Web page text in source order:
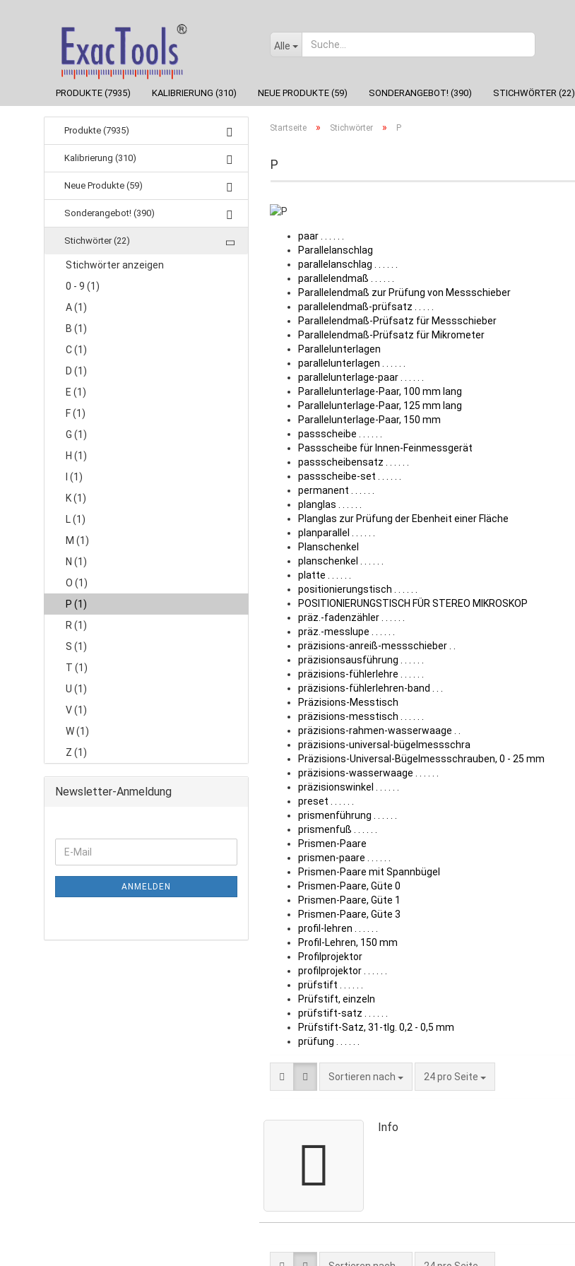
Alle
PRODUKTE (7935) KALIBRIERUNG (310) NEUE PRODUKTE (59) SONDERANGEBOT! (390) STICHWÖRTER (22)
Startseite » Stichwörter » P
P
paar . . . . . .
Parallelanschlag
parallelanschlag . . . . . .
parallelendmaß . . . . . .
Parallelendmaß zur Prüfung von Messschieber
parallelendmaß-prüfsatz . . . . .
Parallelendmaß-Prüfsatz für Messschieber
Parallelendmaß-Prüfsatz für Mikrometer
Parallelunterlagen
parallelunterlagen . . . . . .
parallelunterlage-paar . . . . . .
Parallelunterlage-Paar, 100 mm lang
Parallelunterlage-Paar, 125 mm lang
Parallelunterlage-Paar, 150 mm
passscheibe . . . . . .
Passscheibe für Innen-Feinmessgerät
passscheibensatz . . . . . .
passscheibe-set . . . . . .
permanent . . . . . .
planglas . . . . . .
Planglas zur Prüfung der Ebenheit einer Fläche
planparallel . . . . . .
Planschenkel
planschenkel . . . . . .
platte . . . . . .
positionierungstisch . . . . . .
POSITIONIERUNGSTISCH FÜR STEREO MIKROSKOP
präz.-fadenzähler . . . . . .
präz.-messlupe . . . . . .
präzisions-anreiß-messschieber . .
präzisionsausführung . . . . . .
präzisions-fühlerlehre . . . . . .
präzisions-fühlerlehren-band . . .
Präzisions-Messtisch
präzisions-messtisch . . . . . .
präzisions-rahmen-wasserwaage . .
präzisions-universal-bügelmessschra
Präzisions-Universal-Bügelmessschrauben, 0 - 25 mm
präzisions-wasserwaage . . . . . .
präzisionswinkel . . . . . .
preset . . . . . .
prismenführung . . . . . .
prismenfuß . . . . . .
Prismen-Paare
prismen-paare . . . . . .
Prismen-Paare mit Spannbügel
Prismen-Paare, Güte 0
Prismen-Paare, Güte 1
Prismen-Paare, Güte 3
profil-lehren . . . . . .
Profil-Lehren, 150 mm
Profilprojektor
profilprojektor . . . . . .
prüfstift . . . . . .
Prüfstift, einzeln
prüfstift-satz . . . . . .
Prüfstift-Satz, 31-tlg. 0,2 - 0,5 mm
prüfung . . . . . .
Sortieren nach 24 pro Seite
Info
Produkte (7935)
Kalibrierung (310)
Neue Produkte (59)
Sonderangebot! (390)
Stichwörter (22)
Stichwörter anzeigen
0 - 9 (1)
A (1)
B (1)
C (1)
D (1)
E (1)
F (1)
G (1)
H (1)
I (1)
K (1)
L (1)
M (1)
N (1)
O (1)
P (1)
R (1)
S (1)
T (1)
U (1)
V (1)
W (1)
Z (1)
Newsletter-Anmeldung
ANMELDEN